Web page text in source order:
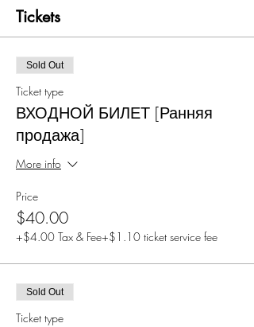
Tickets
Sold Out
Ticket type
ВХОДНОЙ БИЛЕТ [Ранняя
продажа]
More info
Price
$40.00
+$4.00 Tax & Fee+$1.10 ticket service fee
Sold Out
Ticket type